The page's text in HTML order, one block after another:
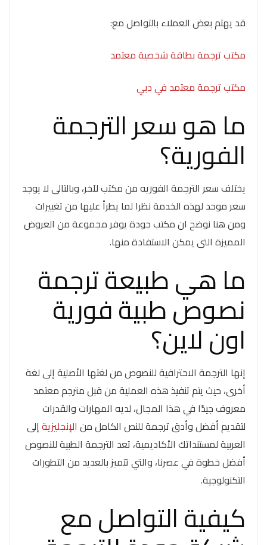
قد يهتم بعض العملاء بالتواصل مع:
مكتب ترجمة بطاقة شخصية معتمد
مكتب ترجمة معتمد في دبي
ما هو سعر الترجمة
الفورية؟
يختلف سعر الترجمة الفوريه من مكتب لآخر، وبالتالى لا يوجد
سعر موحد لهذه الخدمة نظرا لما يطرأ عليها من تغييرات
ومن هنا نوضح ان مكتب جودة يوفر مجموعة من العروض
المميزة التى يمكن الاستفادة منها.
ما هي طبيعة ترجمة
نصوص طبية فورية
اون لاين؟
إنها الترجمة الاحترافية للنصوص من لغتها الأصلية إلى لغة
أخرى، حيث يتم تنفيذ هذه العملية من قبل مترجم معتمد
معروف جيدًا في هذا المجال، لديه المهارات والقدرات
لتقديم أفضل وأدق ترجمة للنص الكامل من الإنجليزيةإلى
العربية لمستنداتك الأكاديمية، تعد الترجمة الطبية للنصوص
أفضل خطوة في عصرنا، والتي تتميز بالعديد من التطورات
التكنولوجية.
كيفية التواصل مع